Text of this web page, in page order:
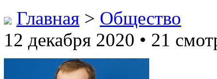
Главная > Общество
12 декабря 2020 • 21